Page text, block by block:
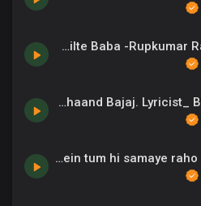
04 - Roj Sawere Humko Milte Baba -Rupkumar Rathod .mp3
Qawwali - Tumhaari Yaad Se Baba...Singer_ Chaand Bajaj. Lyricist_ BK CA. Lalit Inani
Meri yadon mein tum hi samaye raho - Gaurav Sudan